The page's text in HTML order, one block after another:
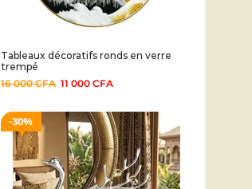
Tableaux décoratifs ronds en verre
trempé
16 000CFA 11 000 CFA
30%